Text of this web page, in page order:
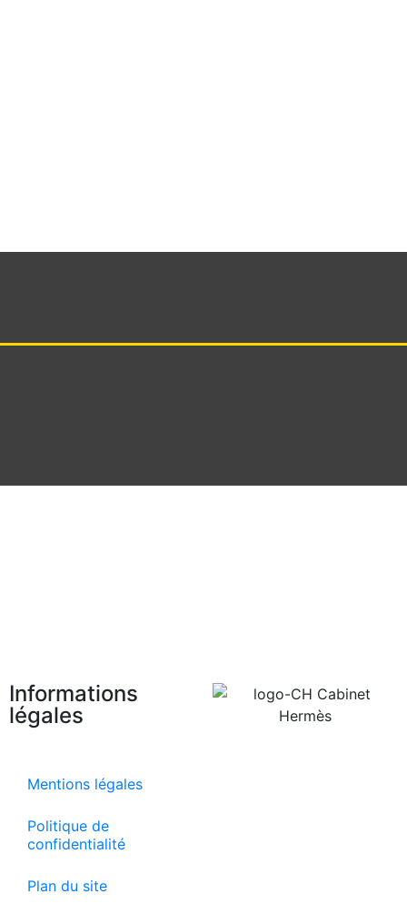
Informations
légales
Mentions légales
Politique de
confidentialité
Plan du site